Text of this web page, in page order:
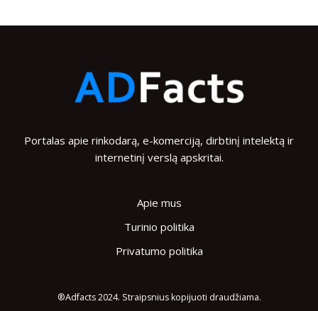
Portalas apie rinkodarą, e-komerciją, dirbtinį intelektą ir
internetinį verslą apskritai.
Apie mus
Turinio politika
Privatumo politika
®Adfacts 2024. Straipsnius kopijuoti draudžiama.